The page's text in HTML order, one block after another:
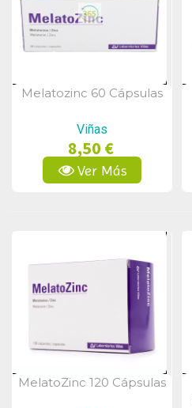
Vista Rápida
Melatozinc 60 Cápsulas
Viñas
8,50 €
Ver Más
Vista Rápida
MelatoZinc 120 Cápsulas